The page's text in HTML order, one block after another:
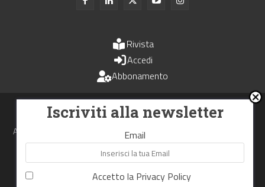
Rivista
Accedi
Abbonamento
Uomini e Trasporti è un periodico associato all'Unione Stampa
Periodica Italiana - USPI
Autorizzazione del Tribunale di Bologna N.4993 del 15 giugno 1982
Webdesign made inNowhere
RIPRODUZIONE RISERVATA Privacy Policy Cookie Policy
Iscriviti alla newsletter
Email
Accetto la Privacy Policy